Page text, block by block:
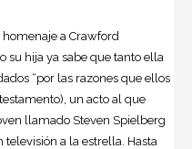
a Crawford
su hija ya sabe que tanto ella
“por las razones que ellos
un acto al que
llamado Steven Spielberg
a la estrella. Hasta